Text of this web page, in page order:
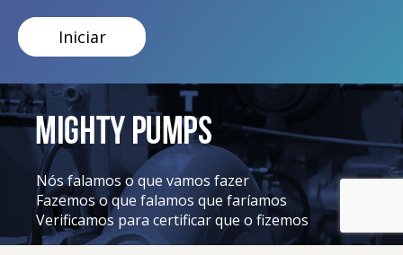
Iniciar
Nós falamos o que vamos fazer
Fazemos o que falamos que faríamos
Verificamos para certificar que o fizemos